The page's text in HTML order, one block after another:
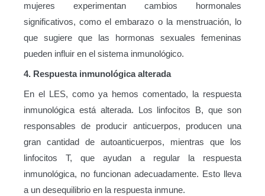
mujeres experimentan cambios hormonales
significativos, como el embarazo o la menstruación, lo
que sugiere que las hormonas sexuales femeninas
pueden influir en el sistema inmunológico.
4. Respuesta inmunológica alterada
En el LES, como ya hemos comentado, la respuesta
inmunológica está alterada. Los linfocitos B, que son
responsables de producir anticuerpos, producen una
gran cantidad de autoanticuerpos, mientras que los
linfocitos T, que ayudan a regular la respuesta
inmunológica, no funcionan adecuadamente. Esto lleva
a un desequilibrio en la respuesta inmune.